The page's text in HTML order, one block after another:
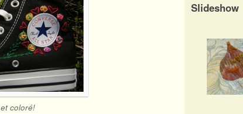
coloré!
Slideshow